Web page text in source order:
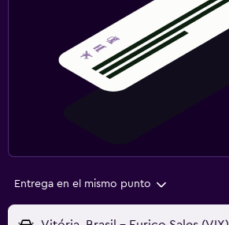
Entrega en el mismo punto